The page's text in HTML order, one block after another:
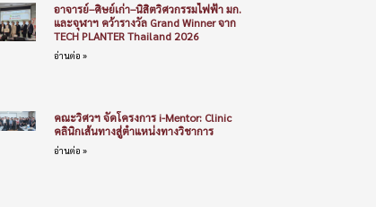
อาจารย์–ศิษย์เก่า–นิสิตวิศวกรรมไฟฟ้า มก.
และจุฬาฯ คว้ารางวัล Grand Winner จาก
TECH PLANTER Thailand 2026
อ่านต่อ »
คณะวิศวฯ จัดโครงการ i-Mentor: Clinic
คลินิกเส้นทางสู่ตำแหน่งทางวิชาการ
อ่านต่อ »